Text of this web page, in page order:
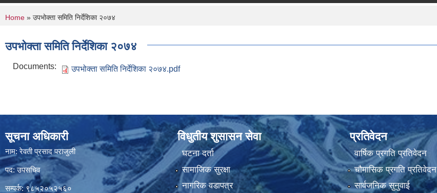
You are here
Home » उपभोक्ता समिति निर्देशिका २०७४
उपभोक्ता समिति निर्देशिका २०७४
Documents: उपभोक्ता समिति निर्देशिका २०७४.pdf
सूचना अधिकारी
नाम: रेवती प्रसाद पराजुली
पद: उपसचिव
सम्पर्क: ९८५२०५२५६०
विधुतीय शुसासन सेवा
घटना दर्ता
सामाजिक सुरक्षा
नागरिक वडापत्र
प्रतिवेदन
वार्षिक प्रगति प्रतिवेदन
चौमासिक प्रगति प्रतिवेदन
सार्वजनिक सुनुवाई